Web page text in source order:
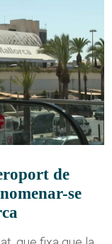
de
se